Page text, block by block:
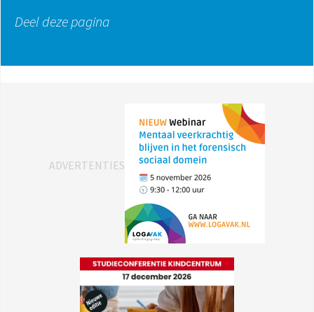
Deel deze pagina
ADVERTENTIES